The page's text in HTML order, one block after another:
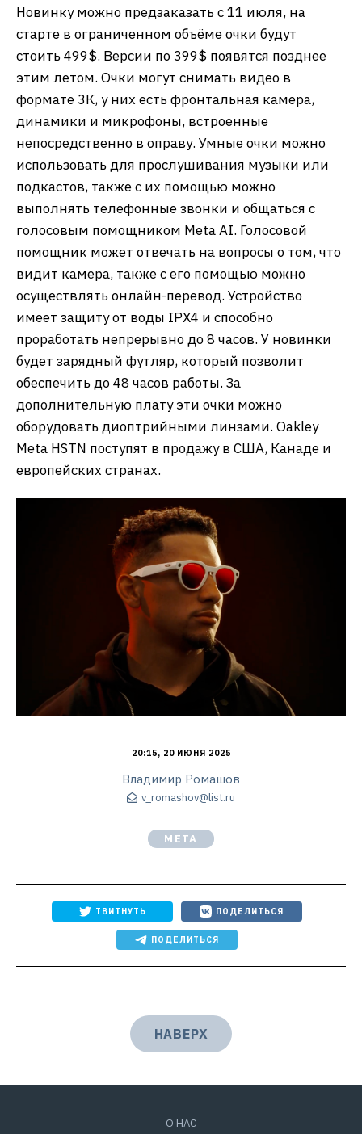
Новинку можно предзаказать с 11 июля, на
старте в ограниченном объёме очки будут
стоить 499$. Версии по 399$ появятся позднее
этим летом. Очки могут снимать видео в
формате 3К, у них есть фронтальная камера,
динамики и микрофоны, встроенные
непосредственно в оправу. Умные очки можно
использовать для прослушивания музыки или
подкастов, также с их помощью можно
выполнять телефонные звонки и общаться с
голосовым помощником Meta AI. Голосовой
помощник может отвечать на вопросы о том, что
видит камера, также с его помощью можно
осуществлять онлайн-перевод. Устройство
имеет защиту от воды IPX4 и способно
проработать непрерывно до 8 часов. У новинки
будет зарядный футляр, который позволит
обеспечить до 48 часов работы. За
дополнительную плату эти очки можно
оборудовать диоптрийными линзами. Oakley
Meta HSTN поступят в продажу в США, Канаде и
европейских странах.
20:15, 20 ИЮНЯ 2025
Владимир Ромашов
v_romashov@list.ru
META
ТВИТНУТЬ ПОДЕЛИТЬСЯ
ПОДЕЛИТЬСЯ
НАВЕРХ
О НАС